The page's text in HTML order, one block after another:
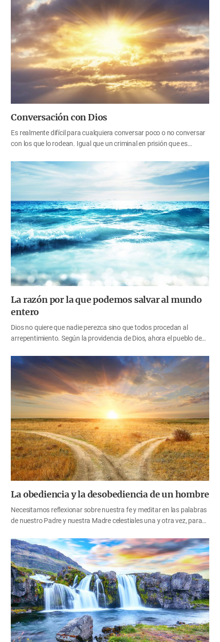
su camino a la tierra prometida de Canaán, enfrentó muchas
circunstancias y obstáculos desfavorables durante su viaje de
cuarenta años a través del desierto después de salir de Egipto, la
tierra de esclavitud. De igual manera, hay muchas dificultades en el
camino que ahora estamos recorriendo. Si solo miramos las
circunstancias físicas que actualmente estamos enfrentando, no
sabremos qué hacer y tendremos dificultades para encontrar…
Conversación con Dios
Es realmente difícil para cualquiera conversar poco o no conversar
con los que lo rodean. Igual que un criminal en prisión que es
desconectamos de Dios si no mantenemos conversaciones con él.
En esta situación, no podemos sentir gozo, ni obedecer su
voluntad. Necesitamos conversar con Dios sobre todo para cumplir
su voluntad. Por ejemplo, para obedecer la palabra de Dios: “Id, y
haced discípulos a todas las naciones”, necesitamos preguntar a
Dios repetidas veces: “¿Cuándo iré? ¿A quiénes haré discípulos?
¿Cómo debo predicarles?” y orar constantemente para que Dios
nos permita una situación en la que podamos hacer lo que él ha
dicho. Solo a través de continuas conversaciones con Dios,…
La razón por la que podemos salvar al mundo
entero
Dios no quiere que nadie perezca sino que todos procedan al
arrepentimiento. Según la providencia de Dios, ahora el pueblo de
nos ha permitido levantar más alto su bandera en el grandioso viaje
para salvar al mundo. Siguiendo el paso de la voluntad Dios,
estamos participando en la obra de la salvación de establecer el
reino del evangelio de Dios en nuestra casa, comunidad, país y en
todo el mundo, encontrando al pueblo de Dios que será la luz del
mundo como el tres por ciento que purifica el agua del mar. Así
como Daniel profetizó que la roca que golpeó la estatua se
convertiría en una enorme montaña…
La obediencia y la desobediencia de un hombre
Necesitamos reflexionar sobre nuestra fe y meditar en las palabras
de nuestro Padre y nuestra Madre celestiales una y otra vez, para
conseguir la completa obediencia a las palabras de Dios,
reflexionando en lo que no hemos obedecido hasta ahora. Cada
uno de nosotros es un gran obrero del evangelio en esta época. La
desobediencia de una persona puede convertirse en un gran
obstáculo para la obra del evangelio de Dios, y por la obediencia de
una persona la obra del evangelio puede completarse rápidamente
por la gracia de Dios. La desobediencia de Adán La Biblia da un
ejemplo concreto del enorme impacto que puede tener en la…